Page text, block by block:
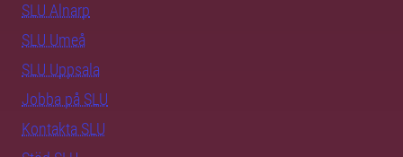
SLU Alnarp
SLU Umeå
SLU Uppsala
Jobba på SLU
Kontakta SLU